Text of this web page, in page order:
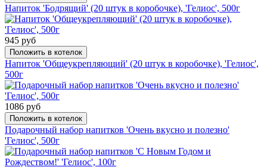
Напиток 'Бодрящий' (20 штук в коробочке), 'Гелиос', 500г
945 руб
Положить в котелок
Напиток 'Общеукрепляющий' (20 штук в коробочке), 'Гелиос',
500г
1086 руб
Положить в котелок
Подарочный набор напитков 'Очень вкусно и полезно'
'Гелиос', 500г